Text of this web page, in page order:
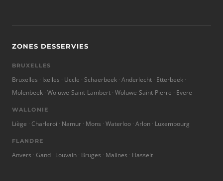
ZONES DESSERVIES
BRUXELLES
Bruxelles Ixelles Uccle Schaerbeek Anderlecht Etterbeek
Molenbeek Woluwe-Saint-Lambert Woluwe-Saint-Pierre Evere
WALLONIE
Liège Charleroi Namur Mons Waterloo Arlon Luxembourg
FLANDRE
Anvers Gand Louvain Bruges Malines Hasselt